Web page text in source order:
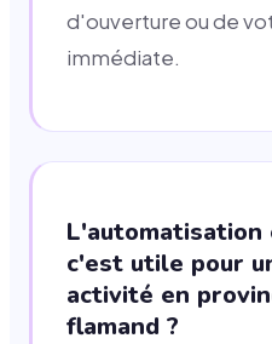
d'ouverture ou de
immédiate.
c'est utile pour
activité en
flamand ?